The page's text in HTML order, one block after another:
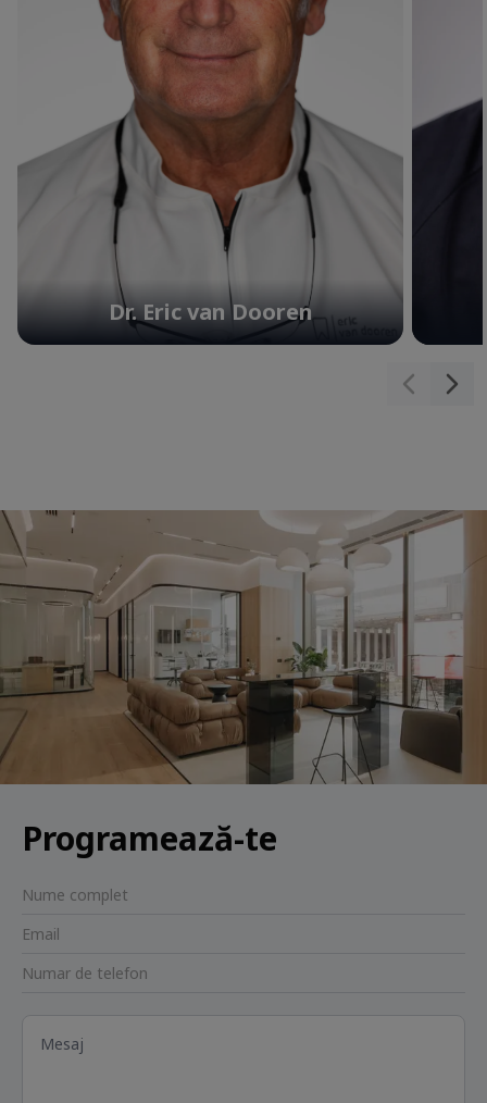
Dr. Eric van Dooren
Programează-te